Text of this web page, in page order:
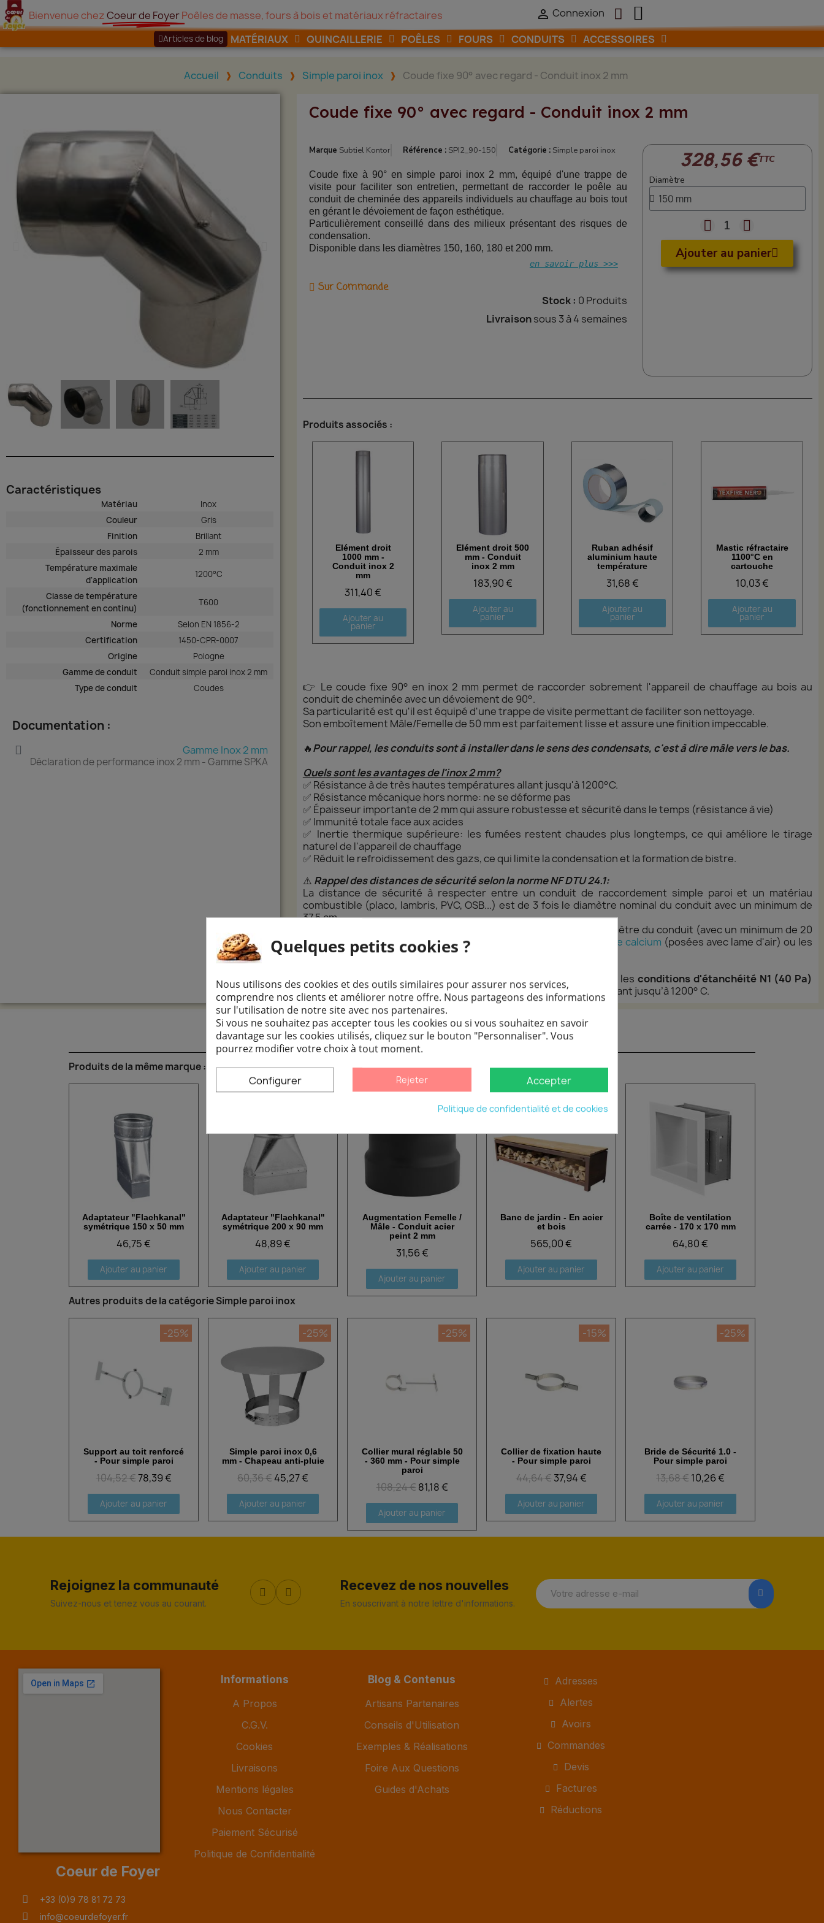
Bienvenue chezCoeur de FoyerPoêles de masse, fours à bois et matériaux réfractaires  Connexion
Articles de blog MATÉRIAUX QUINCAILLERIE POÊLES FOURS CONDUITS ACCESSOIRES
Accueil Conduits Simple paroi inox Coude fixe 90° avec regard - Conduit inox 2 mm
Caractéristiques
Matériau
Inox
Couleur
Gris
Finition
Brillant
Épaisseur des parois
2 mm
Température maximale
d'application
1200°C
Classe de température
(fonctionnement en continu)
T600
Norme
Selon EN 1856-2
Certification
1450-CPR-0007
Origine
Pologne
Gamme de conduit
Conduit simple paroi inox 2 mm
Type de conduit
Coudes
Documentation :
Gamme Inox 2 mm
Déclaration de performance inox 2 mm - Gamme SPKA
Coude fixe 90° avec regard - Conduit inox 2 mm
Marque Subtiel Kontor Référence : SPI2_90-150 Catégorie : Simple paroi inox
Coude fixe à 90° en simple paroi inox 2 mm, équipé d'une trappe de
visite pour faciliter son entretien, permettant de raccorder le poêle au
conduit de cheminée des appareils individuels au chauffage au bois tout
en gérant le dévoiement de façon esthétique.
Particulièrement conseillé dans des milieux présentant des risques de
condensation.
Disponible dans les diamètres 150, 160, 180 et 200 mm.
en savoir plus >>>
Sur Commande
Stock : 0 Produits
Livraisonsous 3 à 4 semaines
328,56 €TTC
Diamètre
Ajouter au panier
Produits associés :
Aperçu rapide
Elément droit
1000 mm -
Conduit inox 2
mm
311,40 €
Ajouter au
panier
Aperçu rapide
Elément droit 500
mm - Conduit
inox 2 mm
183,90 €
Ajouter au
panier
Aperçu rapide
Ruban adhésif
aluminium haute
température
31,68 €
Ajouter au
panier
Aperçu rapide
Mastic réfractaire
1100°C en
cartouche
10,03 €
Ajouter au
panier
👉 Le coude fixe 90° en inox 2 mm permet de raccorder sobrement l'appareil de chauffage au bois au
conduit de cheminée avec un dévoiement de 90°.
Sa particularité est qu'il est équipé d'une trappe de visite permettant de faciliter son nettoyage.
Son emboîtement Mâle/Femelle de 50 mm est parfaitement lisse et assure une finition impeccable.
🔥Pour rappel, les conduits sont à installer dans le sens des condensats, c'est à dire mâle vers le bas.
Quels sont les avantages de l'inox 2 mm?
✅ Résistance à de très hautes températures allant jusqu'à 1200°C.
✅ Résistance mécanique hors norme: ne se déforme pas
✅ Épaisseur importante de 2 mm qui assure robustesse et sécurité dans le temps (résistance à vie)
✅ Immunité totale face aux acides
✅ Inertie thermique supérieure: les fumées restent chaudes plus longtemps, ce qui améliore le tirage
naturel de l'appareil de chauffage
✅ Réduit le refroidissement des gazs, ce qui limite la condensation et la formation de bistre.
⚠️ Rappel des distances de sécurité selon la norme NF DTU 24.1:
La distance de sécurité à respecter entre un conduit de raccordement simple paroi et un matériau
combustible (placo, lambris, PVC, OSB...) est de 3 fois le diamètre nominal du conduit avec un minimum de
37,5 cm.
Toutefois, cette distance peut être réduite jusqu'à 1,5 fois le diamètre du conduit (avec un minimum de 20
cm) grâce à l'utilisation d'isolant tels que les
plaques de silicate de calcium (posées avec lame d'air) ou les
plaques de protection muralesavec isolant intégré.
🔥Les conduits en inox 2 mm sont conçus pour fonctionner dans lesconditions d'étanchéité N1 (40 Pa)
jusqu'à 600° (T600)mais peuvent résister à des températures allant jusqu’à 1200° C.
Produits de la même marque :
Aperçu rapide
Adaptateur "Flachkanal"
symétrique 150 x 50 mm
46,75 €
Ajouter au panier
Aperçu rapide
Adaptateur "Flachkanal"
symétrique 200 x 90 mm
48,89 €
Ajouter au panier
Aperçu rapide
Augmentation Femelle /
Mâle - Conduit acier
peint 2 mm
31,56 €
Ajouter au panier
Aperçu rapide
Banc de jardin - En acier
et bois
565,00 €
Ajouter au panier
Aperçu rapide
Boîte de ventilation
carrée - 170 x 170 mm
64,80 €
Ajouter au panier
Autres produits de la catégorie Simple paroi inox
Aperçu rapide
-25%
Support au toit renforcé
- Pour simple paroi
104,52 €78,39 €
Ajouter au panier
Aperçu rapide
-25%
Simple paroi inox 0,6
mm - Chapeau anti-pluie
60,36 €45,27 €
Ajouter au panier
Aperçu rapide
-25%
Collier mural réglable 50
- 360 mm - Pour simple
paroi
108,24 € 81,18 €
Ajouter au panier
Aperçu rapide
-15%
Collier de fixation haute
- Pour simple paroi
44,64 € 37,94 €
Ajouter au panier
Aperçu rapide
-25%
Bride de Sécurité 1.0 -
Pour simple paroi
13,68 €10,26 €
Ajouter au panier
Rejoignez la communauté
Suivez-nous et tenez vous au courant.
Recevez de nos nouvelles
En souscrivant à notre lettre d'informations.
Coeur de Foyer
+33 (0)9 78 81 72 73
info@coeurdefoyer.fr
Informations
A Propos
C.G.V.
Cookies
Livraisons
Mentions légales
Nous Contacter
Paiement Sécurisé
Politique de Confidentialité
Blog & Contenus
Artisans Partenaires
Conseils d'Utilisation
Exemples & Réalisations
Foire Aux Questions
Guides d'Achats
Adresses
Alertes
Avoirs
Commandes
Devis
Factures
Réductions
Quelques petits cookies ?
Nous utilisons des cookies et des outils similaires pour assurer nos services,
comprendre nos clients et améliorer notre offre. Nous partageons des informations
sur l'utilisation de notre site avec nos partenaires.
Si vous ne souhaitez pas accepter tous les cookies ou si vous souhaitez en savoir
davantage sur les cookies utilisés, cliquez sur le bouton "Personnaliser". Vous
pourrez modifier votre choix à tout moment.
Configurer Rejeter Accepter
Politique de confidentialité et de cookies